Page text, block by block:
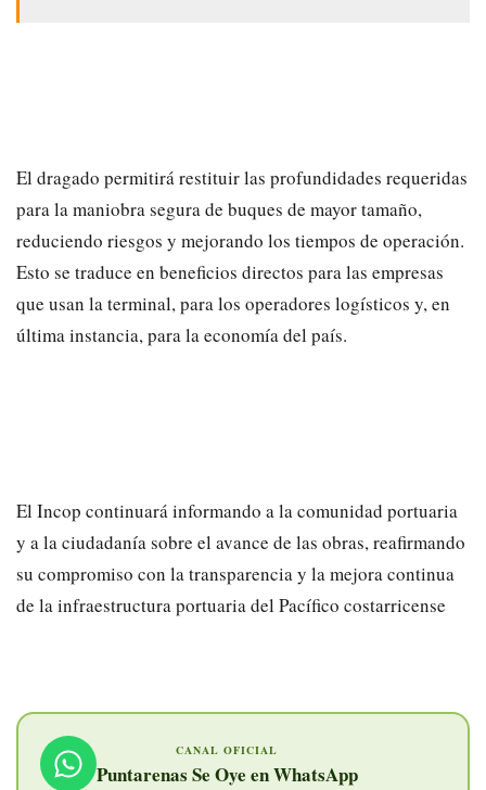
El dragado permitirá restituir las profundidades requeridas
para la maniobra segura de buques de mayor tamaño,
reduciendo riesgos y mejorando los tiempos de operación.
Esto se traduce en beneficios directos para las empresas
que usan la terminal, para los operadores logísticos y, en
última instancia, para la economía del país.
El Incop continuará informando a la comunidad portuaria
y a la ciudadanía sobre el avance de las obras, reafirmando
su compromiso con la transparencia y la mejora continua
de la infraestructura portuaria del Pacífico costarricense
CANAL OFICIAL
Puntarenas Se Oye en WhatsApp